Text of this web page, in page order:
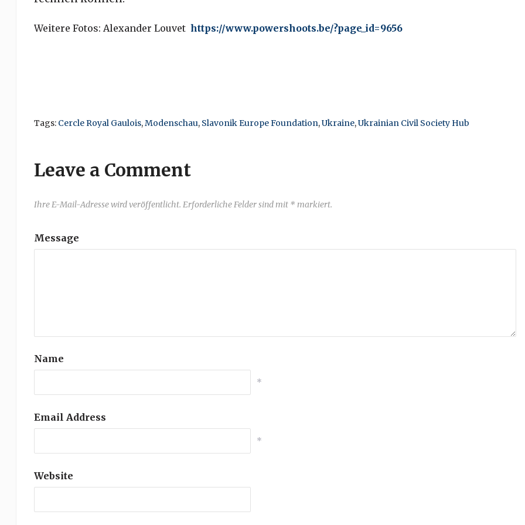
Weitere Fotos: Alexander Louvet https://www.powershoots.be/?page_id=9656
Tags: Cercle Royal Gaulois,Modenschau, Slavonik Europe Foundation,Ukraine,Ukrainian Civil Society Hub
Leave a Comment
Ihre E-Mail-Adresse wird veröffentlicht. Erforderliche Felder sind mit * markiert.
Message
Name
*
Email Address
*
Website